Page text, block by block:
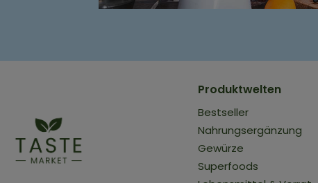
Produktwelten
Bestseller
Nahrungsergänzung
Gewürze
Superfoods